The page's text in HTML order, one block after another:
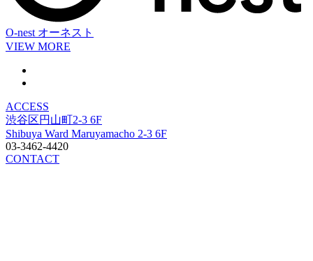
O-nest オーネスト
VIEW MORE
ACCESS
渋谷区円山町2-3 6F
Shibuya Ward Maruyamacho 2-3 6F
03-3462-4420
CONTACT